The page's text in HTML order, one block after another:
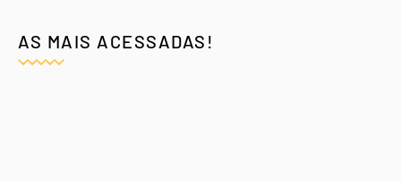
AS MAIS ACESSADAS!